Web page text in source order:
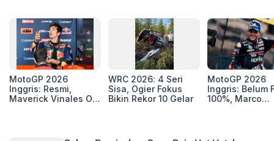
MotoGP 2026
Inggris: Resmi,
Maverick Vinales Out
Selanjutnya Belum
WRC 2026: 4 Seri
Sisa, Ogier Fokus
Bikin Rekor 10 Gelar
MotoGP 2026
Inggris: Belum
100%, Marco
GP